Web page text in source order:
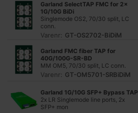
Garland SelectTAP FMC for 2x
1G/10G BiDi
Singlemode OS2, 70/30 split, LC
conn.
Varenr: GT-OS2702-BiDiM
Garland FMC fiber TAP for
40G/100G-SR-BD
MM OM5, 70/30 split, LC conn.
Varenr: GT-OM5701-SRBiDiM
Garland 1G/10G SFP+ Bypass TAP
2x LR Singlemode line ports, 2x
SFP+ mon